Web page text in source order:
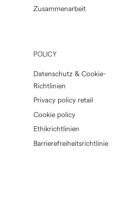
Zusammenarbeit
POLICY
Datenschutz & Cookie-
Richtlinien
Privacy policy retail
Cookie policy
Ethikrichtlinien
Barrierefreiheitsrichtlinie